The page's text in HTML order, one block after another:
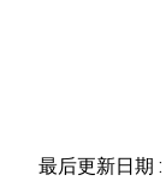
最后更新日期 :